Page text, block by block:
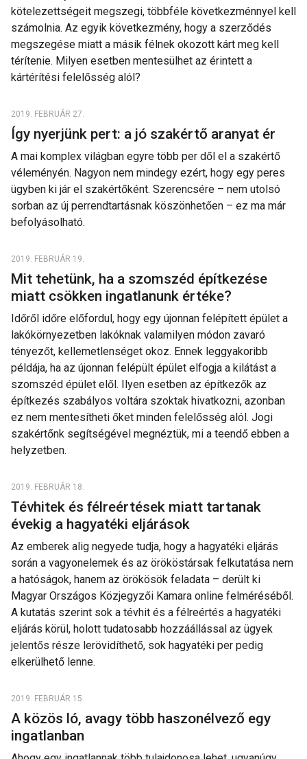
kötelezettségeit megszegi, többféle következménnyel kell
számolnia. Az egyik következmény, hogy a szerződés
megszegése miatt a másik félnek okozott kárt meg kell
térítenie. Milyen esetben mentesülhet az érintett a
kártérítési felelősség alól?
2019. FEBRUÁR 27.
Így nyerjünk pert: a jó szakértő aranyat ér
A mai komplex világban egyre több per dől el a szakértő
véleményén. Nagyon nem mindegy ezért, hogy egy peres
ügyben ki jár el szakértőként. Szerencsére – nem utolsó
sorban az új perrendtartásnak köszönhetően – ez ma már
befolyásolható.
2019. FEBRUÁR 19.
Mit tehetünk, ha a szomszéd építkezése
miatt csökken ingatlanunk értéke?
Időről időre előfordul, hogy egy újonnan felépített épület a
lakókörnyezetben lakóknak valamilyen módon zavaró
tényezőt, kellemetlenséget okoz. Ennek leggyakoribb
példája, ha az újonnan felépült épület elfogja a kilátást a
szomszéd épület elől. Ilyen esetben az építkezők az
építkezés szabályos voltára szoktak hivatkozni, azonban
ez nem mentesítheti őket minden felelősség alól. Jogi
szakértőnk segítségével megnéztük, mi a teendő ebben a
helyzetben.
2019. FEBRUÁR 18.
Tévhitek és félreértések miatt tartanak
évekig a hagyatéki eljárások
Az emberek alig negyede tudja, hogy a hagyatéki eljárás
során a vagyonelemek és az örököstársak felkutatása nem
a hatóságok, hanem az örökösök feladata – derült ki
Magyar Országos Közjegyzői Kamara online felméréséből.
A kutatás szerint sok a tévhit és a félreértés a hagyatéki
eljárás körül, holott tudatosabb hozzáállással az ügyek
jelentős része lerövidíthető, sok hagyatéki per pedig
elkerülhető lenne.
2019. FEBRUÁR 15.
A közös ló, avagy több haszonélvező egy
ingatlanban